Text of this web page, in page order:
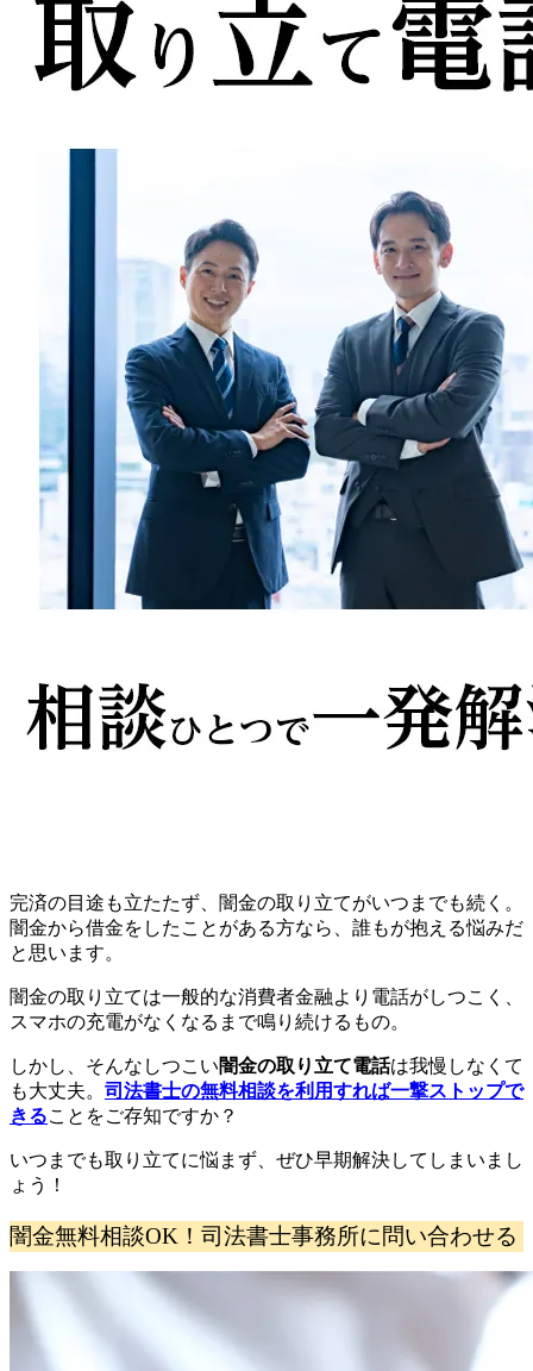
完済の目途も立たたず、闇金の取り立てがいつまでも続く。
闇金から借金をしたことがある方なら、誰もが抱える悩みだ
と思います。
闇金の取り立ては一般的な消費者金融より電話がしつこく、
スマホの充電がなくなるまで鳴り続けるもの。
しかし、そんな しつこい闇金の取り立て電話は我慢しなくて
も大丈夫。 司法書士の無料相談を利用すれば一撃ストップで
きることをご存知ですか？
いつまでも取り立てに悩まず、ぜひ早期解決してしまいまし
ょう！
闇金無料相談OK！司法書士事務所に問い合わせる